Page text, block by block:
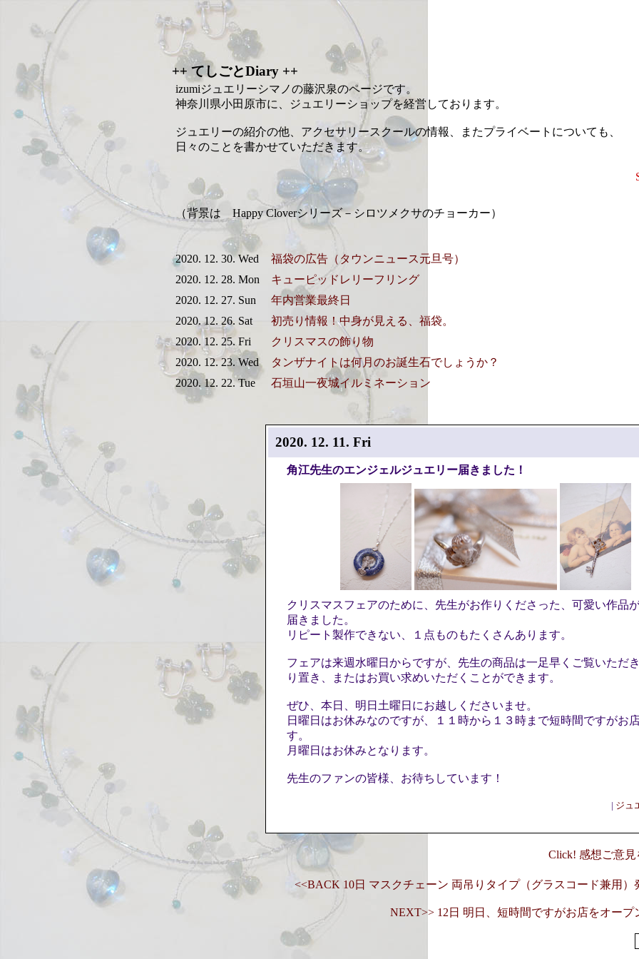
++ てしごとDiary ++
izumiジュエリーシマノの藤沢泉のページです。
神奈川県小田原市に、ジュエリーショップを経営しております。
ジュエリーの紹介の他、アクセサリースクールの情報、またプライベートについても、
日々のことを書かせていただきます。
（背景は Happy Cloverシリーズ－シロツメクサのチョーカー）
2020. 12. 30. Wed
福袋の広告（タウンニュース元旦号）
2020. 12. 28. Mon
キューピッドレリーフリング
2020. 12. 27. Sun
年内営業最終日
2020. 12. 26. Sat
初売り情報！中身が見える、福袋。
2020. 12. 25. Fri
クリスマスの飾り物
2020. 12. 23. Wed
タンザナイトは何月のお誕生石でしょうか？
2020. 12. 22. Tue
石垣山一夜城イルミネーション
2020. 12. 11. Fri
角江先生のエンジェルジュエリー届きました！
クリスマスフェアのために、先生がお作りくださった、可愛い作品
届きました。
リピート製作できない、１点ものもたくさんあります。
フェアは来週水曜日からですが、先生の商品は一足早くご覧いただ
り置き、またはお買い求めいただくことができます。
ぜひ、本日、明日土曜日にお越しくださいませ。
日曜日はお休みなのですが、１１時から１３時まで短時間ですがお
す。
月曜日はお休みとなります。
先生のファンの皆様、お待ちしています！
| ジュ
Click! 感想ご意
<<BACK 10日 マスクチェーン 両吊りタイプ（グラスコード兼用）
NEXT>> 12日 明日、短時間ですがお店をオープ